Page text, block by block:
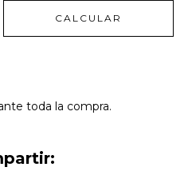
CALCULAR
toda la compra.